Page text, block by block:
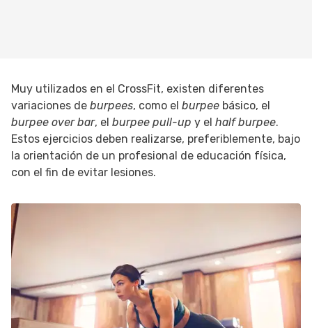
Muy utilizados en el CrossFit, existen diferentes
variaciones de burpees, como el burpee básico, el
burpee over bar, el burpee pull-up y el half burpee.
Estos ejercicios deben realizarse, preferiblemente, bajo
la orientación de un profesional de educación física,
con el fin de evitar lesiones.